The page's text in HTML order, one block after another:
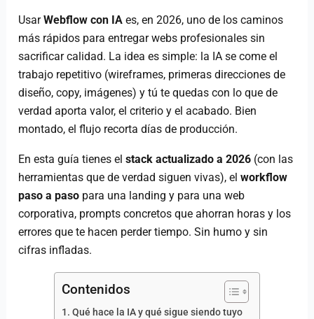
UsarWebflow con IA es, en 2026, uno de los caminos
más rápidos para entregar webs profesionales sin
sacrificar calidad. La idea es simple: la IA se come el
trabajo repetitivo (wireframes, primeras direcciones de
diseño, copy, imágenes) y tú te quedas con lo que de
verdad aporta valor, el criterio y el acabado. Bien
montado, el flujo recorta días de producción.
En esta guía tienes elstack actualizado a 2026 (con las
herramientas que de verdad siguen vivas), elworkflow
paso a paso para una landing y para una web
corporativa, prompts concretos que ahorran horas y los
errores que te hacen perder tiempo. Sin humo y sin
cifras infladas.
Contenidos
Qué hace la IA y qué sigue siendo tuyo